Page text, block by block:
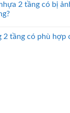
2 tầng có bị
2 tầng có phù hợp